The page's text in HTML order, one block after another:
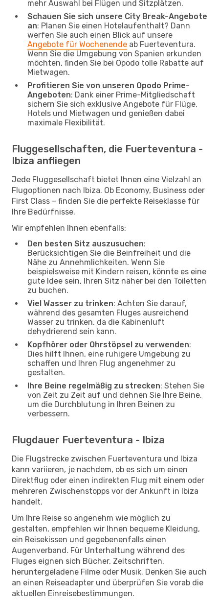
mehr Auswahl bei Flügen und Sitzplätzen.
Schauen Sie sich unsere City Break-Angebote
an: Planen Sie einen Hotelaufenthalt? Dann
werfen Sie auch einen Blick auf unsere
Angebote für Wochenende ab Fuerteventura.
Wenn Sie die Umgebung von Spanien erkunden
möchten, finden Sie bei Opodo tolle Rabatte auf
Mietwagen.
Profitieren Sie von unseren Opodo Prime-
Angeboten: Dank einer Prime-Mitgliedschaft
sichern Sie sich exklusive Angebote für Flüge,
Hotels und Mietwagen und genießen dabei
maximale Flexibilität.
Fluggesellschaften, die Fuerteventura -
Ibiza anfliegen
Jede Fluggesellschaft bietet Ihnen eine Vielzahl an
Flugoptionen nach Ibiza. Ob Economy, Business oder
First Class – finden Sie die perfekte Reiseklasse für
Ihre Bedürfnisse.
Wir empfehlen Ihnen ebenfalls:
Den besten Sitz auszusuchen:
Berücksichtigen Sie die Beinfreiheit und die
Nähe zu Annehmlichkeiten. Wenn Sie
beispielsweise mit Kindern reisen, könnte es eine
gute Idee sein, Ihren Sitz näher bei den Toiletten
zu buchen.
Viel Wasser zu trinken: Achten Sie darauf,
während des gesamten Fluges ausreichend
Wasser zu trinken, da die Kabinenluft
dehydrierend sein kann.
Kopfhörer oder Ohrstöpsel zu verwenden:
Dies hilft Ihnen, eine ruhigere Umgebung zu
schaffen und Ihren Flug angenehmer zu
gestalten.
Ihre Beine regelmäßig zu strecken: Stehen Sie
von Zeit zu Zeit auf und dehnen Sie Ihre Beine,
um die Durchblutung in Ihren Beinen zu
verbessern.
Flugdauer Fuerteventura - Ibiza
Die Flugstrecke zwischen Fuerteventura und Ibiza
kann variieren, je nachdem, ob es sich um einen
Direktflug oder einen indirekten Flug mit einem oder
mehreren Zwischenstopps vor der Ankunft in Ibiza
handelt.
Um Ihre Reise so angenehm wie möglich zu
gestalten, empfehlen wir Ihnen bequeme Kleidung,
ein Reisekissen und gegebenenfalls einen
Augenverband. Für Unterhaltung während des
Fluges eignen sich Bücher, Zeitschriften,
heruntergeladene Filme oder Musik. Denken Sie auch
an einen Reiseadapter und überprüfen Sie vorab die
aktuellen Einreisebestimmungen.